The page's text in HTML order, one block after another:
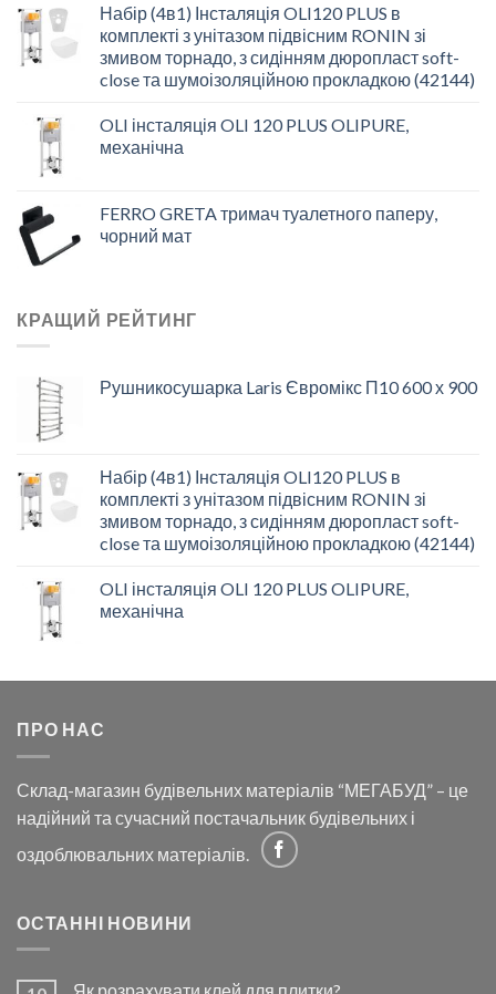
Набір (4в1) Інсталяція OLI120 PLUS в
комплекті з унітазом підвісним RONIN зі
змивом торнадо, з сидінням дюропласт soft-
close та шумоізоляційною прокладкою (42144)
OLI інсталяція OLI 120 PLUS OLIPURE,
механічна
FERRO GRETA тримач туалетного паперу,
чорний мат
КРАЩИЙ РЕЙТИНГ
Рушникосушарка Laris Євромікс П10 600 х 900
Набір (4в1) Інсталяція OLI120 PLUS в
комплекті з унітазом підвісним RONIN зі
змивом торнадо, з сидінням дюропласт soft-
close та шумоізоляційною прокладкою (42144)
OLI інсталяція OLI 120 PLUS OLIPURE,
механічна
ПРО НАС
Склад-магазин будівельних матеріалів “МЕГАБУД” – це
надійний та сучасний постачальник будівельних і
оздоблювальних матеріалів.
ОСТАННІ НОВИНИ